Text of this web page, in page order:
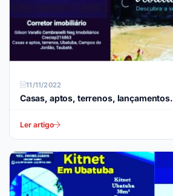
11/11/2022
Casas, aptos, terrenos, lançamentos.
Ler artigo